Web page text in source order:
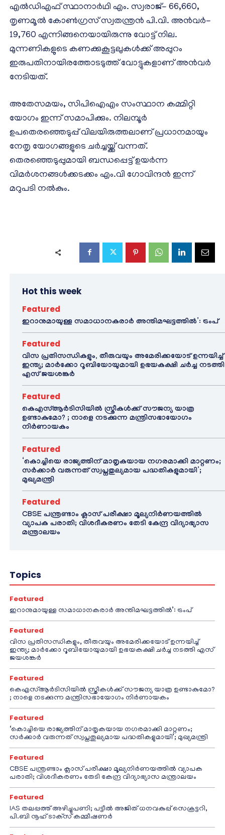
എല്‍ഡിഎഫ് സ്ഥാനാര്‍ഥി എം. സ്വരാജ്- 66,660,
തൃണമൂല്‍ കോണ്‍ഗ്രസ് സ്വതന്ത്രന്‍ പി.വി. അന്‍വര്‍-
19,760 എന്നിങ്ങനെയായിരുന്നു വോട്ട് നില.
മുന്നണികളുടെ കണക്കുകൂട്ടലുകള്‍ക്ക് അപ്പുറം
ഇരുപതിനായിരത്തോടടുത്ത് വോട്ടുകളാണ് അന്‍വര്‍
നേടിയത്.
അതേസമയം, സിപിഐഎം സംസ്ഥാന കമ്മിറ്റി
യോഗം ഇന്ന് സമാപിക്കും. നിലമ്പൂര്‍
ഉപതെരഞ്ഞെടുപ്പ് വിലയിരുത്തലാണ് പ്രധാനമായും
നേതൃ യോഗങ്ങളുടെ ചര്‍ച്ചയ്ക്ക് വന്നത്.
തെരഞ്ഞെടുപ്പുമായി ബന്ധപ്പെട്ട് ഉയര്‍ന്ന
വിമര്‍ശനങ്ങള്‍ക്കടക്കം എം.വി ഗോവിന്ദന്‍ ഇന്ന്
മറുപടി നല്‍കും.
Hot this week
Featured
ഇറാനുമായുള്ള സമാധാനകരാർ അന്തിമഘട്ടത്തിൽ‌’: ട്രംപ്
Featured
വിസ പ്രതിസന്ധികളും, തീരുവയും അമേരിക്കയോട് ഉന്നയിച്ച്
ഇന്ത്യ; മാർക്കോ റൂബിയോയുമായി ഉഭയകക്ഷി ചർച്ച നടത്തി
എസ് ജയശങ്കർ
Featured
കെഎസ്ആർടിസിയിൽ സ്ത്രീകൾക്ക് സൗജന്യ യാത്ര
ഉണ്ടാകുമോ? ; നാളെ നടക്കുന്ന മന്ത്രിസഭായോഗം
നിർണായകം
Featured
‘കൊച്ചിയെ രാജ്യത്തിന് മാതൃകയായ നഗരമാക്കി മാറ്റണം;
സർക്കാർ വരുന്നത് സ്വപ്നതുല്യമായ പദ്ധതികളുമായി’;
മുഖ്യമന്ത്രി
Featured
CBSE പന്ത്രണ്ടാം ക്ലാസ് പരീക്ഷാ മൂല്യനിർണയത്തിൽ
വ്യാപക പരാതി; വിശദീകരണം തേടി കേന്ദ്ര വിദ്യാഭ്യാസ
മന്ത്രാലയം
Topics
Featured
ഇറാനുമായുള്ള സമാധാനകരാർ അന്തിമഘട്ടത്തിൽ‌’: ട്രംപ്
Featured
വിസ പ്രതിസന്ധികളും, തീരുവയും അമേരിക്കയോട് ഉന്നയിച്ച്
ഇന്ത്യ; മാർക്കോ റൂബിയോയുമായി ഉഭയകക്ഷി ചർച്ച നടത്തി എസ്
ജയശങ്കർ
Featured
കെഎസ്ആർടിസിയിൽ സ്ത്രീകൾക്ക് സൗജന്യ യാത്ര ഉണ്ടാകുമോ?
; നാളെ നടക്കുന്ന മന്ത്രിസഭായോഗം നിർണായകം
Featured
‘കൊച്ചിയെ രാജ്യത്തിന് മാതൃകയായ നഗരമാക്കി മാറ്റണം;
സർക്കാർ വരുന്നത് സ്വപ്നതുല്യമായ പദ്ധതികളുമായി’; മുഖ്യമന്ത്രി
Featured
CBSE പന്ത്രണ്ടാം ക്ലാസ് പരീക്ഷാ മൂല്യനിർണയത്തിൽ വ്യാപക
പരാതി; വിശദീകരണം തേടി കേന്ദ്ര വിദ്യാഭ്യാസ മന്ത്രാലയം
Featured
IAS തലപ്പത്ത് അഴിച്ചുപണി; പട്ടീല്‍ അജിത് ധനവകുപ്പ് സെക്രട്ടറി,
പി.ബി നൂഹ് ടാക്‌സ് കമ്മീഷണര്‍